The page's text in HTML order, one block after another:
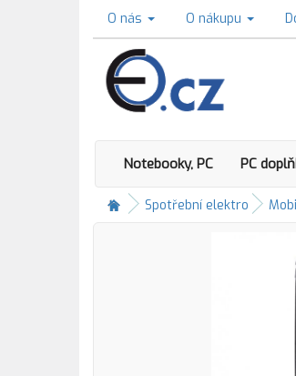
O nás O nákupu
Notebooky, PC PC
Spotřební elektro